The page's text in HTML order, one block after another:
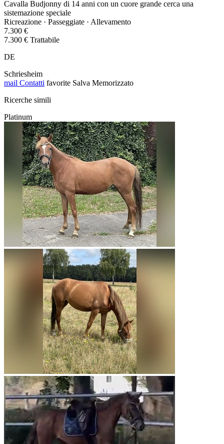
Cavalla Budjonny di 14 anni con un cuore grande cerca una
sistemazione speciale
Ricreazione · Passeggiate · Allevamento
7.300 €
7.300 € Trattabile
DE
Schriesheim
mail Contatti favorite Salva Memorizzato
Ricerche simili
Platinum